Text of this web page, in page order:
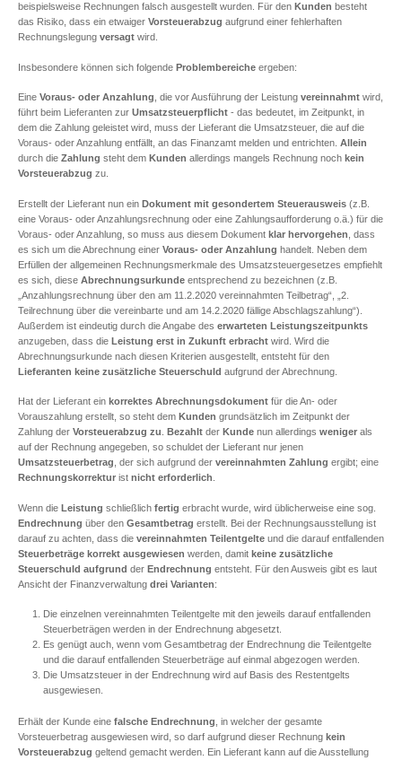
beispielsweise Rechnungen falsch ausgestellt wurden. Für den Kunden besteht
das Risiko, dass ein etwaiger Vorsteuerabzug aufgrund einer fehlerhaften
Rechnungslegung versagt wird.
Insbesondere können sich folgende Problembereiche ergeben:
Eine Voraus- oder Anzahlung , die vor Ausführung der Leistung vereinnahmt wird,
führt beim Lieferanten zur Umsatzsteuerpflicht - das bedeutet, im Zeitpunkt, in
dem die Zahlung geleistet wird, muss der Lieferant die Umsatzsteuer, die auf die
Voraus- oder Anzahlung entfällt, an das Finanzamt melden und entrichten. Allein
durch die Zahlung steht dem Kunden allerdings mangels Rechnung noch kein
Vorsteuerabzug zu.
Erstellt der Lieferant nun ein Dokument mit gesondertem Steuerausweis (z.B.
eine Voraus- oder Anzahlungsrechnung oder eine Zahlungsaufforderung o.ä.) für die
Voraus- oder Anzahlung, so muss aus diesem Dokument klar hervorgehen , dass
es sich um die Abrechnung einer Voraus- oder Anzahlung handelt. Neben dem
Erfüllen der allgemeinen Rechnungsmerkmale des Umsatzsteuergesetzes empfiehlt
es sich, diese Abrechnungsurkunde entsprechend zu bezeichnen (z.B.
„Anzahlungsrechnung über den am 11.2.2020 vereinnahmten Teilbetrag“, „2.
Teilrechnung über die vereinbarte und am 14.2.2020 fällige Abschlagszahlung“).
Außerdem ist eindeutig durch die Angabe des erwarteten Leistungszeitpunkts
anzugeben, dass die Leistung erst in Zukunft erbracht wird. Wird die
Abrechnungsurkunde nach diesen Kriterien ausgestellt, entsteht für den
Lieferanten keine zusätzliche Steuerschuld aufgrund der Abrechnung.
Hat der Lieferant ein korrektes Abrechnungsdokument für die An- oder
Vorauszahlung erstellt, so steht dem Kunden grundsätzlich im Zeitpunkt der
Zahlung der Vorsteuerabzug zu Bezahlt der Kunde nun allerdings weniger als
auf der Rechnung angegeben, so schuldet der Lieferant nur jenen
Umsatzsteuerbetrag , der sich aufgrund der vereinnahmten Zahlung ergibt; eine
Rechnungskorrektur ist nicht erforderlich
Wenn die Leistung schließlich fertig erbracht wurde, wird üblicherweise eine sog.
Endrechnung über den Gesamtbetrag erstellt. Bei der Rechnungsausstellung ist
darauf zu achten, dass die vereinnahmten Teilentgelte und die darauf entfallenden
Steuerbeträge korrekt ausgewiesen werden, damit keine zusätzliche
Steuerschuld aufgrund der Endrechnung entsteht. Für den Ausweis gibt es laut
Ansicht der Finanzverwaltung drei Varianten:
Die einzelnen vereinnahmten Teilentgelte mit den jeweils darauf entfallenden
Steuerbeträgen werden in der Endrechnung abgesetzt.
Es genügt auch, wenn vom Gesamtbetrag der Endrechnung die Teilentgelte
und die darauf entfallenden Steuerbeträge auf einmal abgezogen werden.
Die Umsatzsteuer in der Endrechnung wird auf Basis des Restentgelts
ausgewiesen.
Erhält der Kunde eine falsche Endrechnung , in welcher der gesamte
Vorsteuerbetrag ausgewiesen wird, so darf aufgrund dieser Rechnung kein
Vorsteuerabzug geltend gemacht werden. Ein Lieferant kann auf die Ausstellung